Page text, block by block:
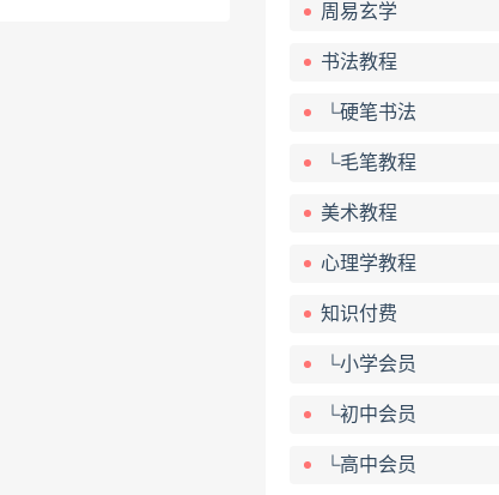
周易玄学
书法教程
└硬笔书法
└毛笔教程
美术教程
心理学教程
知识付费
└小学会员
└初中会员
└高中会员